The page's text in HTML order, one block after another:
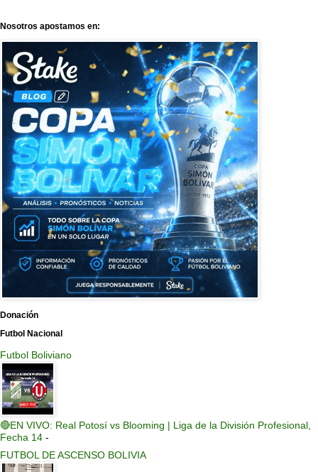
Nosotros apostamos en:
Donación
Futbol Nacional
Futbol Boliviano
🔴EN VIVO: Real Potosí vs Blooming | Liga de la División Profesional,
Fecha 14 -
FUTBOL DE ASCENSO BOLIVIA